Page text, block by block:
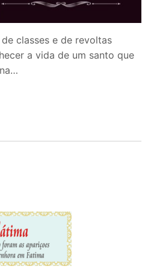
classes e de revoltas
a vida de um santo que